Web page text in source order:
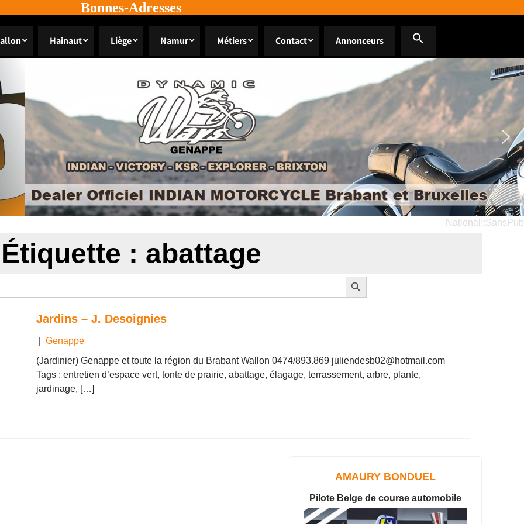
Bonnes-Adresses
Hainaut Liège Namur Métiers Contact Annonceurs
National::SansPub
Étiquette : abattage
Search Button
Jardins – J. Desoignies
Genappe
(Jardinier) Genappe et toute la région du Brabant Wallon 0474/893.869 juliendesb02@hotmail.com
Tags : entretien d’espace vert, tonte de prairie, abattage, élagage, terrassement, arbre, plante,
jardinage, […]
AMAURY BONDUEL
Pilote Belge de course automobile